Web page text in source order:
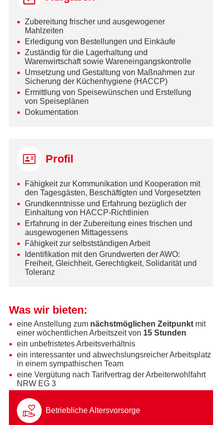
Zubereitung frischer und ausgewogener
Mahlzeiten
Erledigung von Bestellungen und Einkäufe
Zuständig für die Lagerhaltung und
Warenwirtschaft sowie Wareneingangskontrolle
Umsetzung und Gestaltung von Maßnahmen zur
Sicherung der Küchenhygiene (HACCP)
Ermittlung von Speisewünschen und Erstellung
von Speiseplänen
Dokumentation
Profil
Fähigkeit zur Kommunikation und Kooperation mit
den Tagesgästen, Beschäftigten und Vorgesetzten
Grundkenntnisse und Erfahrung bezüglich der
Einhaltung von HACCP-Richtlinien
Erfahrung in der Zubereitung eines frischen und
ausgewogenen Mittagessens
Fähigkeit zur selbstständigen Arbeit
Identifikation mit den Grundwerten der AWO:
Freiheit, Gleichheit, Gerechtigkeit, Solidarität und
Toleranz
Was wir bieten:
eine Anstellung zum nächstmöglichen Zeitpunktmit
einer wöchentlichen Arbeitszeit von 15 Stunden
ein unbefristetes Arbeitsverhältnis
ein interessanter und abwechslungsreicher Arbeitsplatz
in einem sympathischen Team
eine Vergütung nach Tarifvertrag der Arbeiterwohlfahrt
NRW EG 3
Betriebliche Altersvorsorge